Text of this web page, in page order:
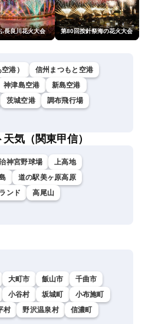
長良川花火大会 第80回按針祭海の花火大会
港）
信州まつもと空港
神津島空港
新島空港
茨城空港
調布飛行場
気（関東甲信）
神宮野球場
上高地
道の駅美ヶ原高原
ンド
高尾山
大町市 飯山市
千曲市
小谷村 坂城町
小布施町
村 野沢温泉村
信濃町